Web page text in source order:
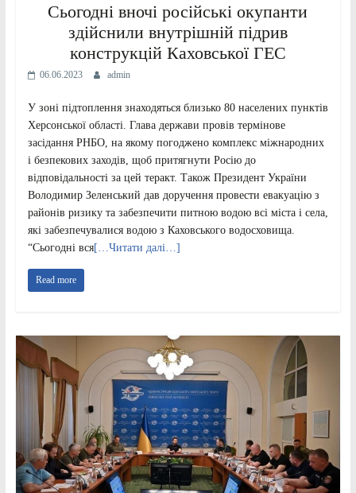
Сьогодні вночі російські окупанти
здійснили внутрішній підрив
конструкцій Каховської ГЕС
06.06.2023 admin
У зоні підтоплення знаходяться близько 80 населених пунктів
Херсонської області. Глава держави провів термінове
засідання РНБО, на якому погоджено комплекс міжнародних
і безпекових заходів, щоб притягнути Росію до
відповідальності за цей теракт. Також Президент України
Володимир Зеленський дав доручення провести евакуацію з
районів ризику та забезпечити питною водою всі міста і села,
які забезпечувалися водою з Каховського водосховища.
“Сьогодні вся[…Читати далі…]
Read more